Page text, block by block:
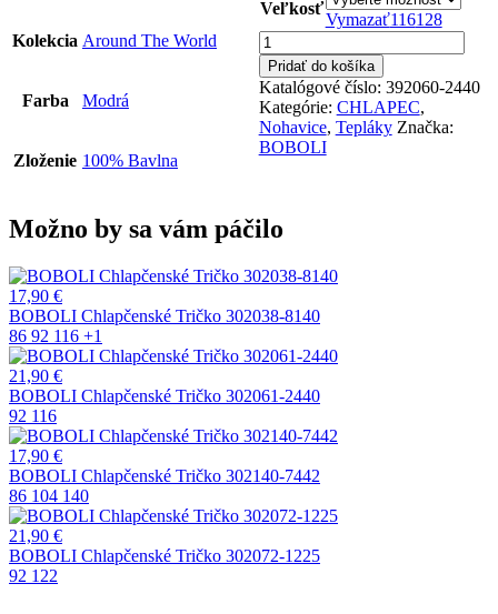
Veľkosť
Vymazať116128
množstvo
BOBOLI
Chlapčenské
Tepláky
392060-
2440
Pridať do košíka
Katalógové číslo: 392060-2440
Kategórie: CHLAPEC,
Nohavice, Tepláky Značka:
BOBOLI
Kolekcia Around The World
Farba Modrá
Zloženie 100% Bavlna
Možno by sa vám páčilo
17,90 €
BOBOLI Chlapčenské Tričko 302038-8140
86 92 116 +1
21,90 €
BOBOLI Chlapčenské Tričko 302061-2440
92 116
17,90 €
BOBOLI Chlapčenské Tričko 302140-7442
86 104 140
21,90 €
BOBOLI Chlapčenské Tričko 302072-1225
92 122